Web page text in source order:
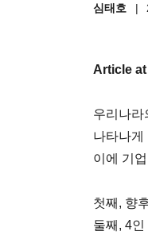
심태호 |
Article
우리나라
나타나게
이에 기
첫째, 향
둘째, 4인